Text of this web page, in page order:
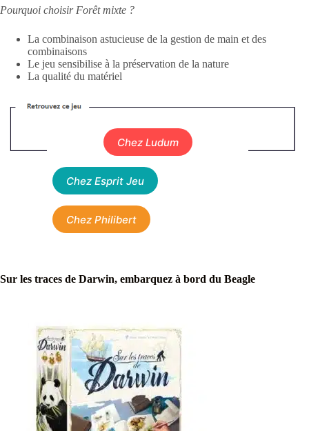
Pourquoi choisir Forêt mixte ?
La combinaison astucieuse de la gestion de main et des
combinaisons
Le jeu sensibilise à la préservation de la nature
La qualité du matériel
Chez Ludum
Chez Esprit Jeu
Chez Philibert
Sur les traces de Darwin, embarquez à bord du Beagle